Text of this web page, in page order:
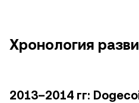
Хронология
2013–2014 гг: